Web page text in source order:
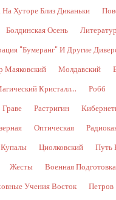
На Хуторе Близ Диканьки
Болдинская Осень
"Бумеранг" И Другие
Маяковский Молдавский
Кристалл... Робб
Граве Растригин
Оптическая
Купалы Циолковский Путь
Жесты Военная Подготовка
Учения Восток Петров